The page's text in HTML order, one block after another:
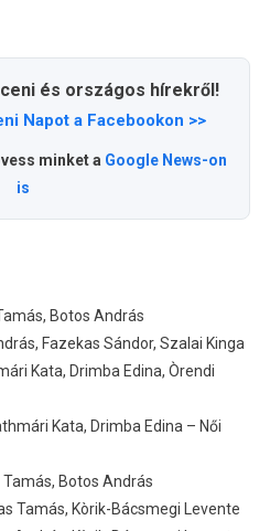
és országos hírekről!
Napot a Facebookon >>
minket a Google News-on
is
Botos András
Fazekas Sándor, Szalai Kinga
Kata, Drimba Edina, Òrendi
Kata, Drimba Edina – Női
Botos András
Tamás, Kòrik-Bácsmegi Levente